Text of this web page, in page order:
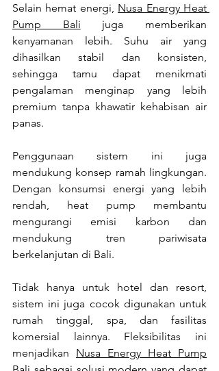
Selain hemat energi, Nusa Energy Heat
Pump Bali juga memberikan
kenyamanan lebih. Suhu air yang
dihasilkan stabil dan konsisten,
sehingga tamu dapat menikmati
pengalaman menginap yang lebih
premium tanpa khawatir kehabisan air
panas.
Penggunaan sistem ini juga
mendukung konsep ramah lingkungan.
Dengan konsumsi energi yang lebih
rendah, heat pump membantu
mengurangi emisi karbon dan
mendukung tren pariwisata
berkelanjutan di Bali.
Tidak hanya untuk hotel dan resort,
sistem ini juga cocok digunakan untuk
rumah tinggal, spa, dan fasilitas
komersial lainnya. Fleksibilitas ini
menjadikan Nusa Energy Heat Pump